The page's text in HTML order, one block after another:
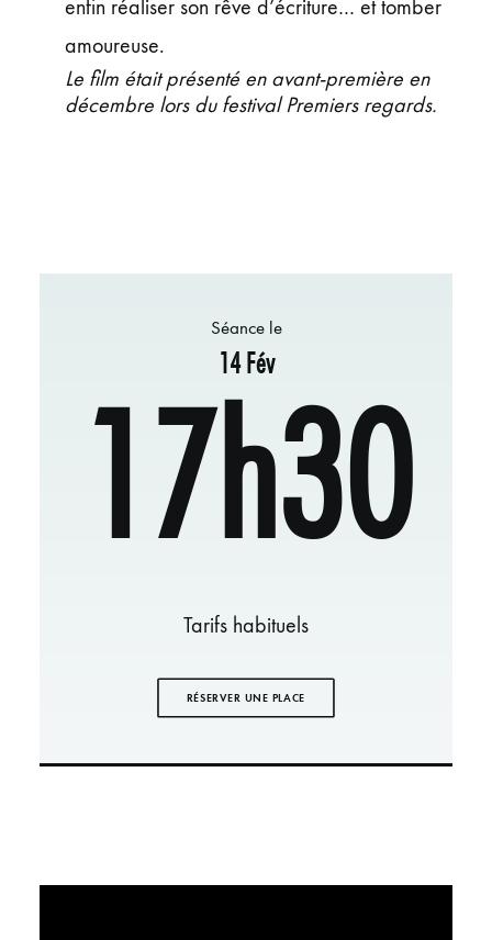
enfin réaliser son rêve d’écriture… et tomber
amoureuse.
Le film était présenté en avant-première en
décembre lors du festival Premiers regards.
Séance le
14 Fév
17h30
Tarifs habituels
RÉSERVER UNE PLACE